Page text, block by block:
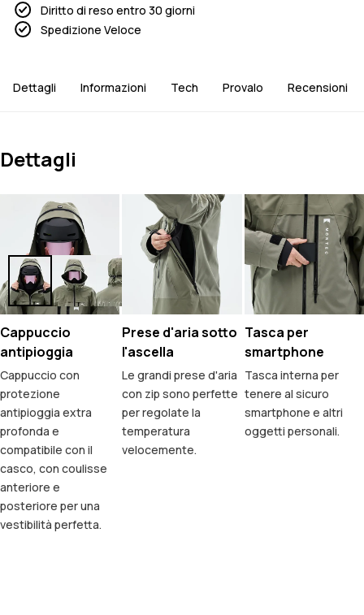
Diritto di reso entro 30 giorni
Spedizione Veloce
Dettagli Informazioni Tech Provalo Recensioni
Dettagli
Cappuccio
antipioggia
Cappuccio con
protezione
antipioggia extra
profonda e
compatibile con il
casco, con coulisse
anteriore e
posteriore per una
vestibilità perfetta.
Prese d'aria sotto
l'ascella
Le grandi prese d'aria
con zip sono perfette
per regolate la
temperatura
velocemente.
Tasca per
smartphone
Tasca interna per
tenere al sicuro
smartphone e altri
oggetti personali.